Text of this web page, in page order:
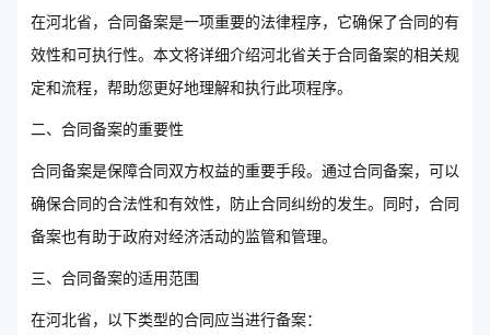
在河北省，合同备案是一项重要的法律程序，它确保了合同的有
效性和可执行性。本文将详细介绍河北省关于合同备案的相关规
定和流程，帮助您更好地理解和执行此项程序。
二、合同备案的重要性
合同备案是保障合同双方权益的重要手段。通过合同备案，可以
确保合同的合法性和有效性，防止合同纠纷的发生。同时，合同
备案也有助于政府对经济活动的监管和管理。
三、合同备案的适用范围
在河北省，以下类型的合同应当进行备案：